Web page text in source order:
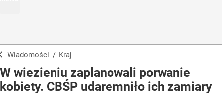
Wiadomości / Kraj
W wiezieniu zaplanowali porwanie
kobiety. CBŚP udaremniło ich zamiary